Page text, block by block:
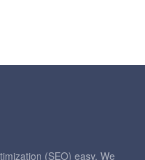
(SEO) easy. We